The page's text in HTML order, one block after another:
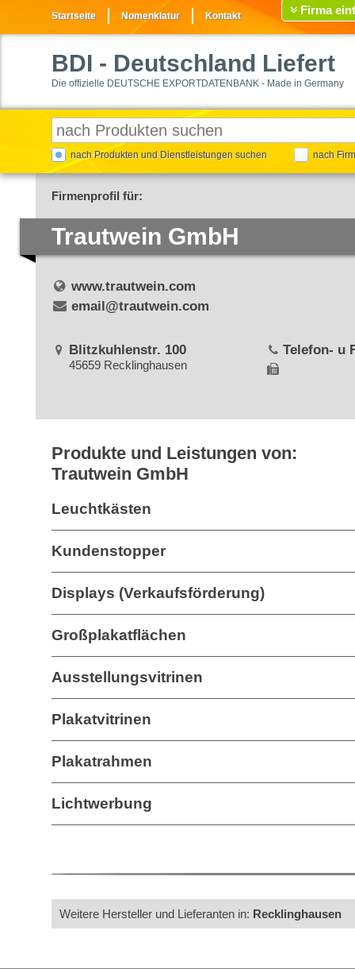
Startseite Nomenklatur Kontakt Firma
BDI - Deutschland Liefert
Die offizielle DEUTSCHE EXPORTDATENBANK - Made in Germany
nach Produkten und Dienstleistungen suchen nach
Firmenprofil für:
Trautwein GmbH
www.trautwein.com
email@trautwein.com
Blitzkuhlenstr. 100
45659 Recklinghausen
Telefon- u
Produkte und Leistungen von:
Trautwein GmbH
Leuchtkästen
Kundenstopper
Displays (Verkaufsförderung)
Großplakatflächen
Ausstellungsvitrinen
Plakatvitrinen
Plakatrahmen
Lichtwerbung
Weitere Hersteller und Lieferanten in: Recklinghausen